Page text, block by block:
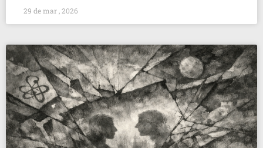
29 de mar , 2026